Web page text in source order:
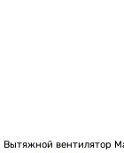
Вытяжной вентилятор